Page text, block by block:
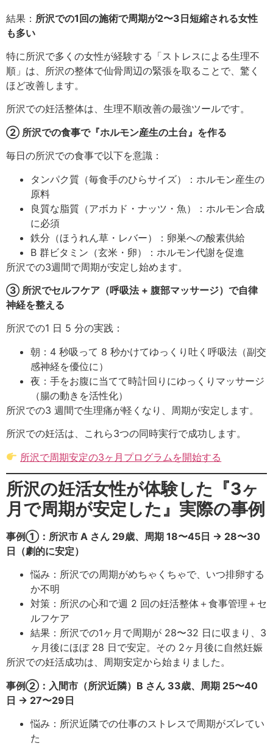
結果： 所沢での1回の施術で周期が2〜3日短縮される女性
も多い
特に所沢で多くの女性が経験する「ストレスによる生理不
順」は、所沢の整体で仙骨周辺の緊張を取ることで、驚く
ほど改善します。
所沢での妊活整体は、生理不順改善の最強ツールです。
② 所沢での食事で『ホルモン産生の土台』を作る
毎日の所沢での食事で以下を意識：
タンパク質（毎食手のひらサイズ）：ホルモン産生の
原料
良質な脂質（アボカド・ナッツ・魚）：ホルモン合成
に必須
鉄分（ほうれん草・レバー）：卵巣への酸素供給
B 群ビタミン（玄米・卵）：ホルモン代謝を促進
所沢での3週間で周期が安定し始めます。
③ 所沢でセルフケア（呼吸法 + 腹部マッサージ）で自律
神経を整える
所沢での1 日 5 分の実践：
朝：4 秒吸って 8 秒かけてゆっくり吐く呼吸法（副交
感神経を優位に）
夜：手をお腹に当てて時計回りにゆっくりマッサージ
（腸の動きを活性化）
所沢での3 週間で生理痛が軽くなり、周期が安定します。
所沢での妊活は、これら3つの同時実行で成功します。
所沢で周期安定の3ヶ月プログラムを開始する
所沢の妊活女性が体験した『3ヶ
月で周期が安定した』実際の事例
事例①：所沢市 A さん 29歳、周期 18〜45日 → 28〜30
日（劇的に安定）
悩み：所沢での周期がめちゃくちゃで、いつ排卵する
か不明
対策：所沢の心和で週 2 回の妊活整体＋食事管理＋セ
ルフケア
結果：所沢での1ヶ月で周期が 28〜32 日に収まり、3
ヶ月後にほぼ 28 日で安定。その 2ヶ月後に自然妊娠
所沢での妊活成功は、周期安定から始まりました。
事例②：入間市（所沢近隣）B さん 33歳、周期 25〜40
日 → 27〜29日
悩み：所沢近隣での仕事のストレスで周期がズレてい
た